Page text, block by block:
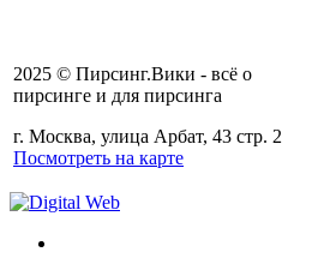
2025 © Пирсинг.Вики - всё о
пирсинге и для пирсинга
г. Москва, улица Арбат, 43 стр. 2
Посмотреть на карте